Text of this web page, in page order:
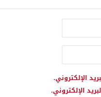
الإلكتروني.
الإلكتروني.